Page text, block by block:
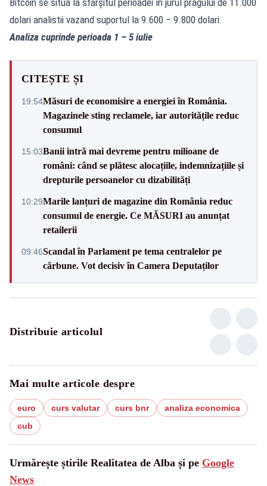
dolari analistii vazand suportul la 9.600 – 9.800 dolari.
Analiza cuprinde perioada 1 – 5 iulie
CITEȘTE ȘI
19:54Măsuri de economisire a energiei în România.
Magazinele sting reclamele, iar autoritățile reduc
consumul
15:03Banii intră mai devreme pentru milioane de
români: când se plătesc alocațiile, indemnizațiile și
drepturile persoanelor cu dizabilități
10:29Marile lanțuri de magazine din România reduc
consumul de energie. Ce MĂSURI au anunțat
retailerii
09:46Scandal în Parlament pe tema centralelor pe
cărbune. Vot decisiv în Camera Deputaților
Distribuie articolul
Mai multe articole despre
euro curs valutar curs bnr
analiza economica
cub
Urmărește știrile Realitatea de Alba și pe Google
News